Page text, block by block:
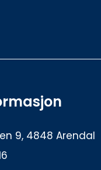
9, 4848 Arendal